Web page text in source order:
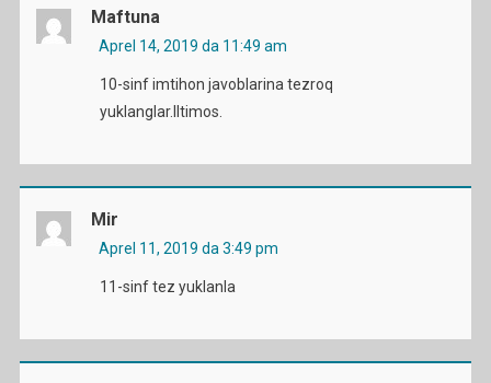
Maftuna
Aprel 14, 2019 da 11:49 am
10-sinf imtihon javoblarina tezroq
yuklanglar.Iltimos.
Mir
Aprel 11, 2019 da 3:49 pm
11-sinf tez yuklanla